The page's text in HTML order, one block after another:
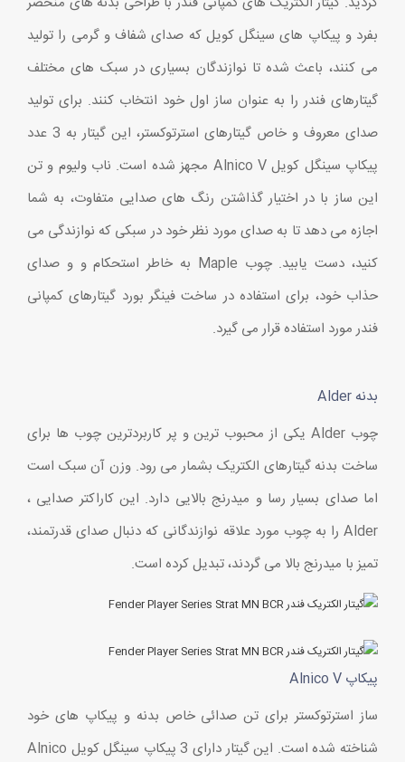
بفرد و پیکاپ های سینگل کویل که صدای شفاف و گرمی را تولید
می کنند، باعث شده تا نوازندگان بسیاری در سبک های مختلف
گیتارهای فندر را به عنوان ساز اول خود انتخاب کنند. برای تولید
صدای معروف و خاص گیتارهای استرتوکستر، این گیتار به 3 عدد
پیکاپ سینگل کویل Alnico V مجهز شده است. ناب ولیوم و تن
این ساز با در اختیار گذاشتن رنگ های صدایی متفاوت، به شما
اجازه می دهد تا به صدای مورد نظر خود در سبکی که نوازندگی می
کنید، دست یابید. چوب Maple به خاطر استحکام و و صدای
حذاب خود، برای استفاده در ساخت فینگر بورد گیتارهای کمپانی
فندر مورد استفاده قرار می گیرد.
بدنه Alder
چوب Alder یکی از محبوب ترین و پر کاربردترین چوب ها برای
ساخت بدنه گیتارهای الکتریک بشمار می رود. وزن آن سبک است
اما صدای بسیار رسا و میدرنج بالایی دارد. این کاراکتر صدایی ،
Alder را به چوب مورد علاقه نوازندگانی که دنبال صدای قدرتمند،
تمیز با میدرنج بالا می گردند، تبدیل کرده است.
پیکاپ Alnico V
ساز استرتوکستر برای تن صدائی خاص بدنه و پیکاپ های خود
شناخته شده است. این گیتار دارای 3 پیکاپ سینگل کویل Alnico